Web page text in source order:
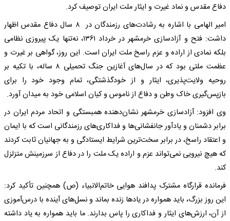
دفاع مقدس و نماد غیرت و ایثار ملت ایران توصیف کرد.
امیر الهامی با اشاره به رشادت‌های رزمندگان در ۸ سال دفاع مقدس اظهار
داشت: فتح و آزادسازی خرمشهر در خرداد ۱۳۶۱، نه‌تنها یک پیروزی نظامی
بلکه نمادی از اراده و عزم راسخ ملت ایران است. این روز، گواهی بر غیرت و
عظمت ملتی بود که در سال‌های آغازین جنگ تحمیلی ۸ ساله، با تکیه بر
روحیه ولایت‌پذیری، ایثار و از خودگذشتگی، تمام وجود خود را برای
بازپس‌گیری خاک وطن و دفاع از ناموس و کیان اسلامی خود به میدان آورد.
وی افزود: آزادسازی خرمشهر نشان‌دهنده همبستگی و اتحاد مردم ایران در
برابر دشمنان و یادآور جانفشانی‌ها و فداکاری‌های رزمندگانی است که با ایمان
و اعتقاد راسخ، در برابر سخت‌ترین شرایط ایستادگی و به جهانیان ثابت کردند
که هیچ نیرویی نمی‌تواند عزم و اراده یک ملت را در دفاع از سرزمینش متزلزل
کند.
فرمانده قرارگاه مشترک پدافند هوایی خاتم‌الانبیاء (ص) همچنین تأکید کرد:
این روز بزرگ، باید همواره در یاد‌ها زنده بماند و نسل‌های آینده با درس‌آموزی
از آن، ارزش‌های ایثار و فداکاری را پاس بدارند. ما باید همواره به یاد داشته